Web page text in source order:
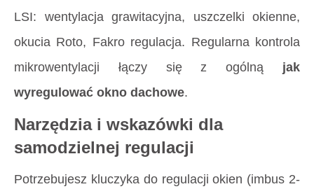
LSI: wentylacja grawitacyjna, uszczelki okienne,
okucia Roto, Fakro regulacja. Regularna kontrola
mikrowentylacji łączy się z ogólną jak
wyregulować okno dachowe.
Narzędzia i wskazówki dla
samodzielnej regulacji
Potrzebujesz kluczyka do regulacji okien (imbus 2-